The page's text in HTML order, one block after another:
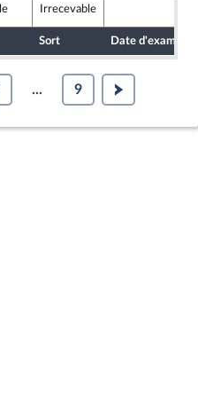
Irrecevable
Sort Date d'examen
... 9